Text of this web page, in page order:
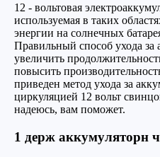
12 - вольтовая
используемая в таких
энергии на солнечных
Правильный способ ухода за
увеличить
повысить
приведен метод ухода за
циркуляцией 12 вольт
надеюсь, вам поможет.
1 держ аккумуляторн